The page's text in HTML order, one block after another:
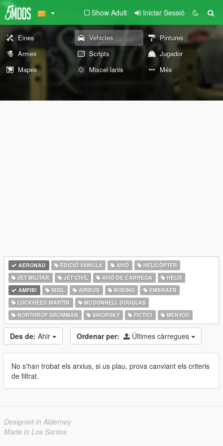
Show Adult Iniciar Sessió
Eines Vehicles
Pintures
Armes
Scripts
Jugador
Mapes
Miscel·lanis Més
AERONAU EDICIÓ VANILLA AVIÓ
HELICÒPTER
JET MILITAR
JET CIVÍL AVIÓ DE CÀRREGA
HÈLIX
AMFIBI
SIGIL AIRBUS BOEING
EMBRAER
LOCKHEED MARTIN
MCDONNELL DOUGLAS
NORTHROP GRUMMAN
SIKORSKY FICTICI MENYOO
Des de: Ahir Ordenar per: Últimes càrregues
No s'han trobat els arxius, si us plau, prova canviant els criteris
de filtrat.
Designed in Alderney
Made in Los Santos